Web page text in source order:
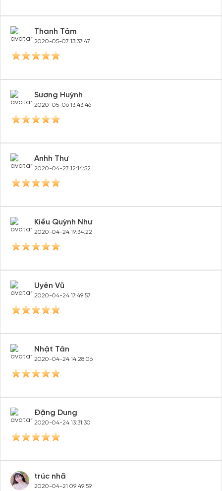
Thanh Tâm
2020-05-07 13:37:47
Sương Huỳnh
2020-05-06 13:43:46
Anhh Thư
2020-04-27 12:14:52
Kiều Quỳnh Như
2020-04-24 19:34:22
Uyên Vũ
2020-04-24 17:49:57
Nhật Tân
2020-04-24 14:28:06
Đặng Dung
2020-04-24 13:31:30
trúc nhã
2020-04-21 09:49:59